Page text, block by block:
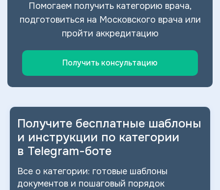
Помогаем получить категорию врача,
подготовиться на Московского врача или
пройти аккредитацию
Получить консультацию
Получите бесплатные шаблоны
и инструкции по категории
в Telegram-боте
Все о категории: готовые шаблоны
документов и пошаговый порядок